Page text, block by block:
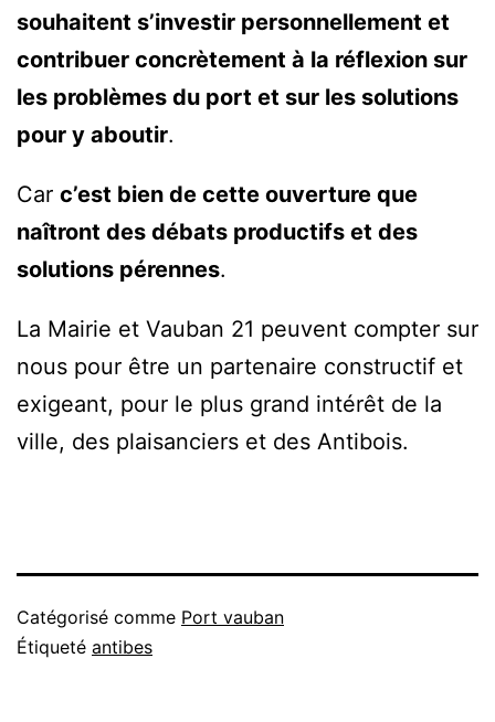
souhaitent s’investir personnellement et
contribuer concrètement à la réflexion sur
les problèmes du port et sur les solutions
pour y aboutir.
Car c’est bien de cette ouverture que
naîtront des débats productifs et des
solutions pérennes.
La Mairie et Vauban 21 peuvent compter sur
nous pour être un partenaire constructif et
exigeant, pour le plus grand intérêt de la
ville, des plaisanciers et des Antibois.
Catégorisé comme Port vauban
Étiqueté antibes